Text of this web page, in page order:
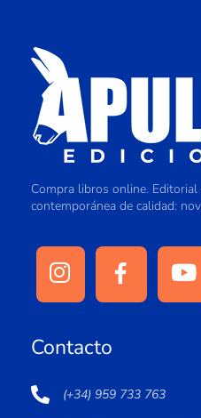
Compra libros online.
contemporánea de calidad:
Contacto
(+34) 959 733 763